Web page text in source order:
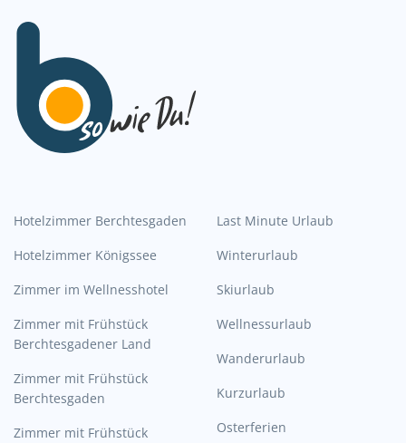
Hotelzimmer Berchtesgaden
Hotelzimmer Königssee
Zimmer im Wellnesshotel
Zimmer mit Frühstück
Berchtesgadener Land
Zimmer mit Frühstück
Berchtesgaden
Zimmer mit Frühstück
Last Minute Urlaub
Winterurlaub
Skiurlaub
Wellnessurlaub
Wanderurlaub
Kurzurlaub
Osterferien